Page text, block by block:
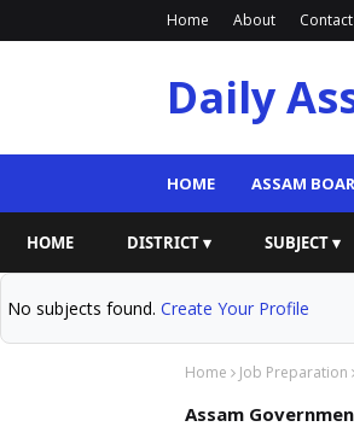
Home About Contact
Daily
HOME ASSAM
HOME DISTRICT ▾ SUBJECT ▾
No subjects found. Create Your Profile
Home Job Preparation
Assam